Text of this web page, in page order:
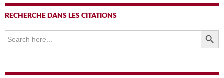
RECHERCHE DANS LES CITATIONS
Search
for:
SEARCH